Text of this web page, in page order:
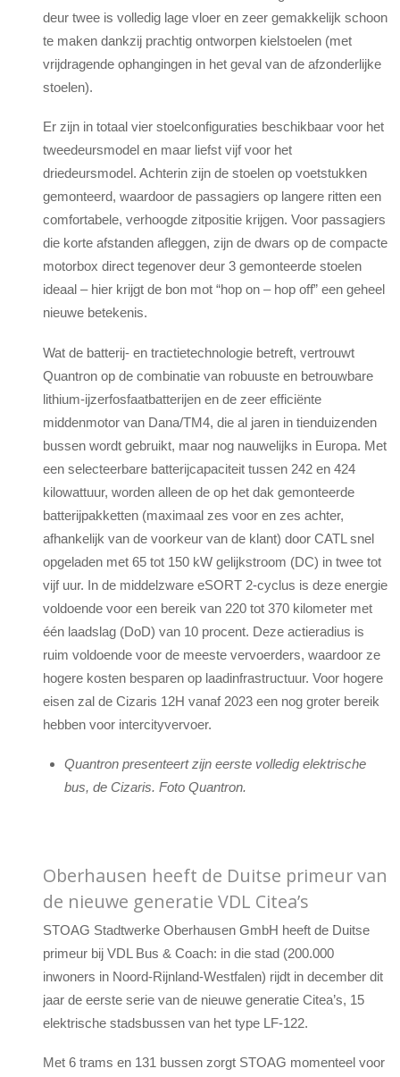
deur twee is volledig lage vloer en zeer gemakkelijk schoon
te maken dankzij prachtig ontworpen kielstoelen (met
vrijdragende ophangingen in het geval van de afzonderlijke
stoelen).
Er zijn in totaal vier stoelconfiguraties beschikbaar voor het
tweedeursmodel en maar liefst vijf voor het
driedeursmodel. Achterin zijn de stoelen op voetstukken
gemonteerd, waardoor de passagiers op langere ritten een
comfortabele, verhoogde zitpositie krijgen. Voor passagiers
die korte afstanden afleggen, zijn de dwars op de compacte
motorbox direct tegenover deur 3 gemonteerde stoelen
ideaal – hier krijgt de bon mot “hop on – hop off” een geheel
nieuwe betekenis.
Wat de batterij- en tractietechnologie betreft, vertrouwt
Quantron op de combinatie van robuuste en betrouwbare
lithium-ijzerfosfaatbatterijen en de zeer efficiënte
middenmotor van Dana/TM4, die al jaren in tienduizenden
bussen wordt gebruikt, maar nog nauwelijks in Europa. Met
een selecteerbare batterijcapaciteit tussen 242 en 424
kilowattuur, worden alleen de op het dak gemonteerde
batterijpakketten (maximaal zes voor en zes achter,
afhankelijk van de voorkeur van de klant) door CATL snel
opgeladen met 65 tot 150 kW gelijkstroom (DC) in twee tot
vijf uur. In de middelzware eSORT 2-cyclus is deze energie
voldoende voor een bereik van 220 tot 370 kilometer met
één laadslag (DoD) van 10 procent. Deze actieradius is
ruim voldoende voor de meeste vervoerders, waardoor ze
hogere kosten besparen op laadinfrastructuur. Voor hogere
eisen zal de Cizaris 12H vanaf 2023 een nog groter bereik
hebben voor intercityvervoer.
Quantron presenteert zijn eerste volledig elektrische
bus, de Cizaris. Foto Quantron.
Oberhausen heeft de Duitse primeur van
de nieuwe generatie VDL Citea’s
STOAG Stadtwerke Oberhausen GmbH heeft de Duitse
primeur bij VDL Bus & Coach: in die stad (200.000
inwoners in Noord-Rijnland-Westfalen) rijdt in december dit
jaar de eerste serie van de nieuwe generatie Citea’s, 15
elektrische stadsbussen van het type LF-122.
Met 6 trams en 131 bussen zorgt STOAG momenteel voor